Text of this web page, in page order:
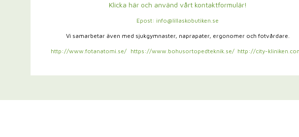
Klicka här och använd vårt kontaktformulär!
Epost: info@lillaskobutiken.se
Vi samarbetar även med sjukgymnaster, naprapater, ergonomer och fotvårdare.
http://www.fotanatomi.se/ https://www.bohusortopedteknik.se/ http://city-